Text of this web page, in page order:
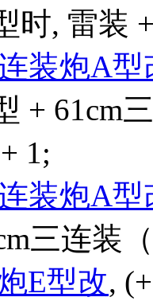
时, 雷装
装炮A型
+ 61cm
1;
装炮A型
三连装
E型改,